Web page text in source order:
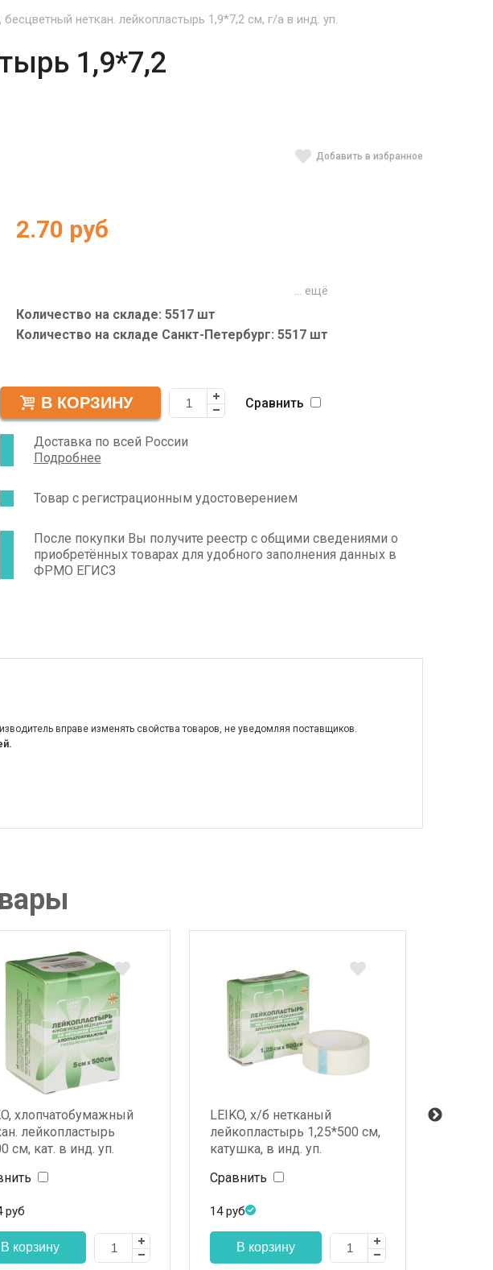
бесцветный неткан. лейкопластырь 1,9*7,2 см, г/а в инд. уп.
1,9*7,2
Добавить в избранное
2.70 руб
… ещё
Количество на складе: 5517 шт
Количество на складе Санкт-Петербург: 5517 шт
Сравнить
Доставка по всей России
Подробнее
Товар с регистрационным удостоверением
После покупки Вы получите реестр с общими сведениями о
приобретённых товарах для удобного заполнения данных в
ФРМО ЕГИСЗ
вправе изменять свойства товаров, не уведомляя поставщиков.
хлопчатобумажный
лейкопластырь
см, кат. в инд. уп.
руб
LEIKO, х/б нетканый
лейкопластырь 1,25*500 см,
катушка, в инд. уп.
Сравнить
14 руб